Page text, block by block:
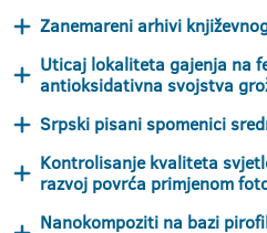
Zanemareni arhivi
Uticaj lokaliteta gajenja na
antioksidativna svojstva
Srpski pisani spomenici
Kontrolisanje kvaliteta
razvoj povrća primjenom
Nanokompoziti na bazi